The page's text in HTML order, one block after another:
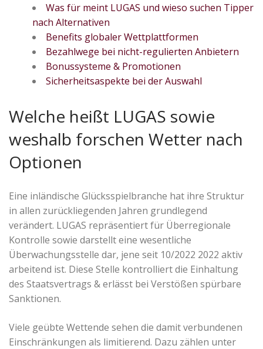
Was für meint LUGAS und wieso suchen Tipper
nach Alternativen
Benefits globaler Wettplattformen
Bezahlwege bei nicht-regulierten Anbietern
Bonussysteme & Promotionen
Sicherheitsaspekte bei der Auswahl
Welche heißt LUGAS sowie
weshalb forschen Wetter nach
Optionen
Eine inländische Glücksspielbranche hat ihre Struktur
in allen zurückliegenden Jahren grundlegend
verändert. LUGAS repräsentiert für Überregionale
Kontrolle sowie darstellt eine wesentliche
Überwachungsstelle dar, jene seit 10/2022 2022 aktiv
arbeitend ist. Diese Stelle kontrolliert die Einhaltung
des Staatsvertrags & erlässt bei Verstößen spürbare
Sanktionen.
Viele geübte Wettende sehen die damit verbundenen
Einschränkungen als limitierend. Dazu zählen unter